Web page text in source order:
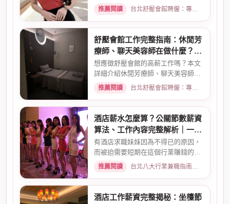
兼職/八大廣告/林森北路KTV酒...
推薦閱讀 台北舒壓會館聘僱：專業按摩師職缺與職涯規劃 · 2026-01-07
舒壓會館工作完整指南：休閒芳
療師、聊天美容師在做什麼？薪
資待遇一次看
想應徵舒壓會館的高薪工作嗎？本文
詳細介紹休閒芳療師、聊天美容師的
真實工作內容、薪資計算方式...
推薦閱讀 台北舒壓會館聘僱：專業按摩師職缺與職涯規劃 · 2026-03-09
酒店薪水怎麼算？公關節數薪資
算法、工作內容完整解析｜一次
搞懂收入結構
有酒店求職妹妹因為不得已的原因，
而被迫需要短期在這個行業賺錢的時
候而環境又你文章提到的那麼...
推薦閱讀 台北八大行業兼職指南：熱門職缺與求職須知 · 2026-02-13
酒店工作薪資完整揭秘：坐檯節